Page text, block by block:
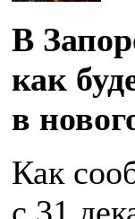
В
как
в
Как